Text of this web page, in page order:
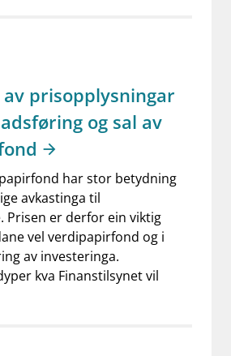
prisopplysningar
og sal av
har stor betydning
avkastinga til
Prisen er derfor ein viktig
vel verdipapirfond og i
av investeringa.
kva Finanstilsynet vil